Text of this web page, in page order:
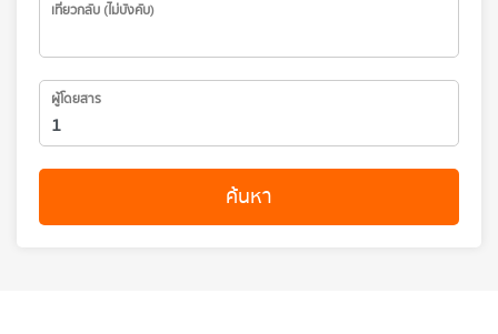
เที่ยวกลับ (ไม่บังคับ)
ผู้โดยสาร
ค้นหา